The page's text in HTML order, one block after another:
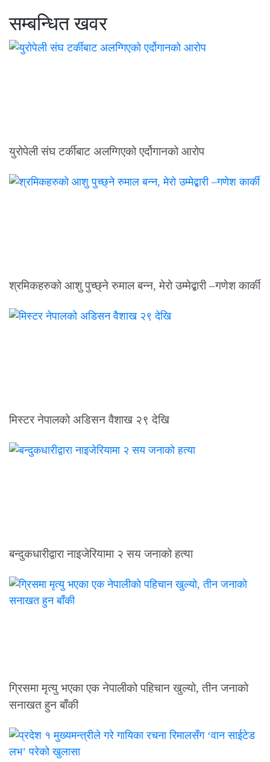
सम्बन्धित खवर
युरोपेली संघ टर्कीबाट अलग्गिएको एर्दोगानको आरोप
श्रमिकहरुको आशु पुच्छ्ने रुमाल बन्न, मेरो उम्मेद्बारी –गणेश कार्की
मिस्टर नेपालको अडिसन वैशाख २९ देखि
बन्दुकधारीद्वारा नाइजेरियामा २ सय जनाको हत्या
ग्रिसमा मृत्यु भएका एक नेपालीको पहिचान खुल्यो, तीन जनाको
सनाखत हुन बाँकी